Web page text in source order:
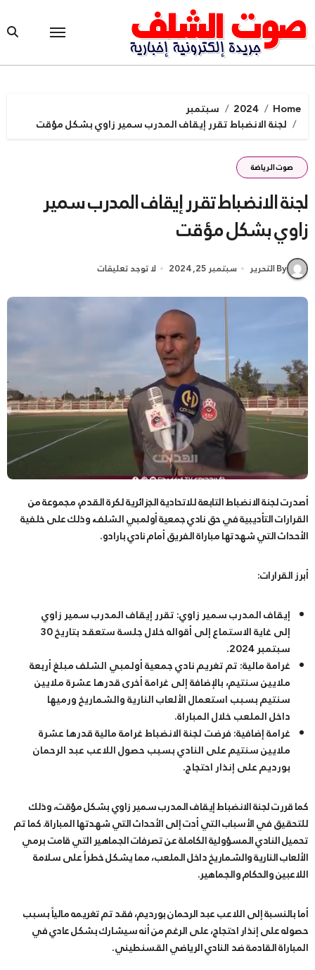
to
content
Home
2024
سبتمبر
لجنة الانضباط تقرر إيقاف المدرب سمير زاوي بشكل مؤقت
صوت الرياضة
لجنة الانضباط تقرر إيقاف المدرب سمير
زاوي بشكل مؤقت
By التحرير سبتمبر 25, 2024 لا توجد تعليقات
أصدرت لجنة الانضباط التابعة للاتحادية الجزائرية لكرة القدم، مجموعة من
القرارات التأديبية في حق نادي جمعية أولمبي الشلف، وذلك على خلفية
الأحداث التي شهدتها مباراة الفريق أمام نادي بارادو.
أبرز القرارات:
إيقاف المدرب سمير زاوي:تقرر إيقاف المدرب سمير زاوي
إلى غاية الاستماع إلى أقواله خلال جلسة ستعقد بتاريخ 30
سبتمبر 2024.
غرامة مالية:تم تغريم نادي جمعية أولمبي الشلف مبلغ أربعة
ملايين سنتيم، بالإضافة إلى غرامة أخرى قدرها عشرة ملايين
سنتيم بسبب استعمال الألعاب النارية والشماريخ ورميها
داخل الملعب خلال المباراة.
غرامة إضافية:فرضت لجنة الانضباط غرامة مالية قدرها عشرة
ملايين سنتيم على النادي بسبب حصول اللاعب عبد الرحمان
بورديم على إنذار احتجاج.
كما قررت لجنة الانضباط إيقاف المدرب سمير زاوي بشكل مؤقت، وذلك
للتحقيق في الأسباب التي أدت إلى الأحداث التي شهدتها المباراة. كما تم
تحميل النادي المسؤولية الكاملة عن تصرفات الجماهير التي قامت برمي
الألعاب النارية والشماريخ داخل الملعب، مما يشكل خطراً على سلامة
اللاعبين والحكام والجماهير.
أما بالنسبة إلى اللاعب عبد الرحمان بورديم، فقد تم تغريمه مالياً بسبب
حصوله على إنذار احتجاج، على الرغم من أنه سيشارك بشكل عادي في
المباراة القادمة ضد النادي الرياضي القسنطيني.